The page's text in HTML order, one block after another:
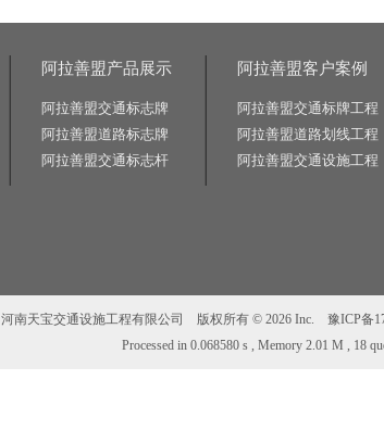
阿拉善盟产品展示
阿拉善盟交通标志牌
阿拉善盟道路标志牌
阿拉善盟交通标志杆
阿拉善盟客户案例
阿拉善盟交通标牌工程
阿拉善盟道路划线工程
阿拉善盟交通设施工程
河南天宝交通设施工程有限公司 版权所有 © 2026 Inc. 豫ICP备
Processed in 0.068580 s , Memory 2.01 M , 18